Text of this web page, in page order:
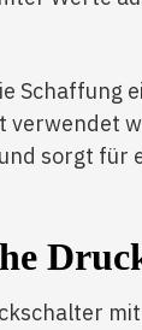
Schaffung
verwendet
sorgt für